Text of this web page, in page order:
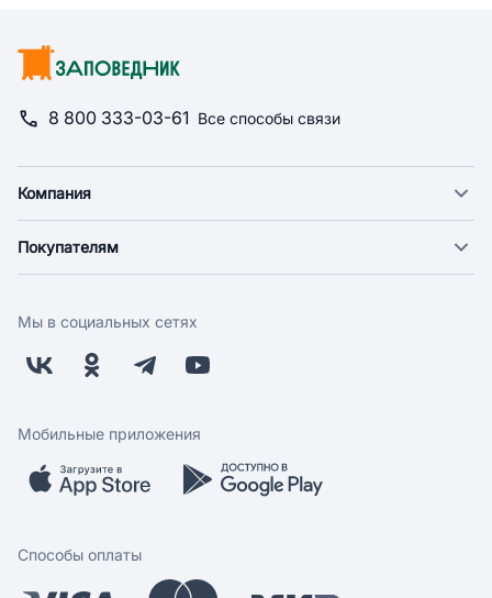
8 800 333-03-61 Все способы связи
Компания
Новости
Поставщикам
Заводчикам
Обратная связь
Покупателям
Оплата
Бонусная программа
Скидки и акции
Мобильное приложение
Мы в социальных сетях
Мобильные приложения
Способы оплаты